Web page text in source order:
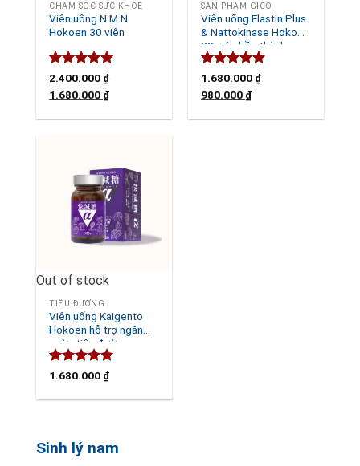
CHĂM SÓC SỨC KHỎE
Viên uống N.M.N
Hokoen 30 viên
Rated5.00
out of 5
2.400.000₫
Original
1.680.000 ₫Current
SẢN PHẨM GICO
Viên uống Elastin Plus
& Nattokinase Hokoen
80 viên bền thành
mạch, ngừa tai biến
Rated5.00
out of 5
1.680.000₫
Original
980.000 ₫Current
Out of stock
TIỂU ĐƯỜNG
Viên uống Kaigento
Hokoen hỗ trợ ngăn
ngừa tiểu đường
Rated5.00
1.680.000 ₫
Sinh lý nam